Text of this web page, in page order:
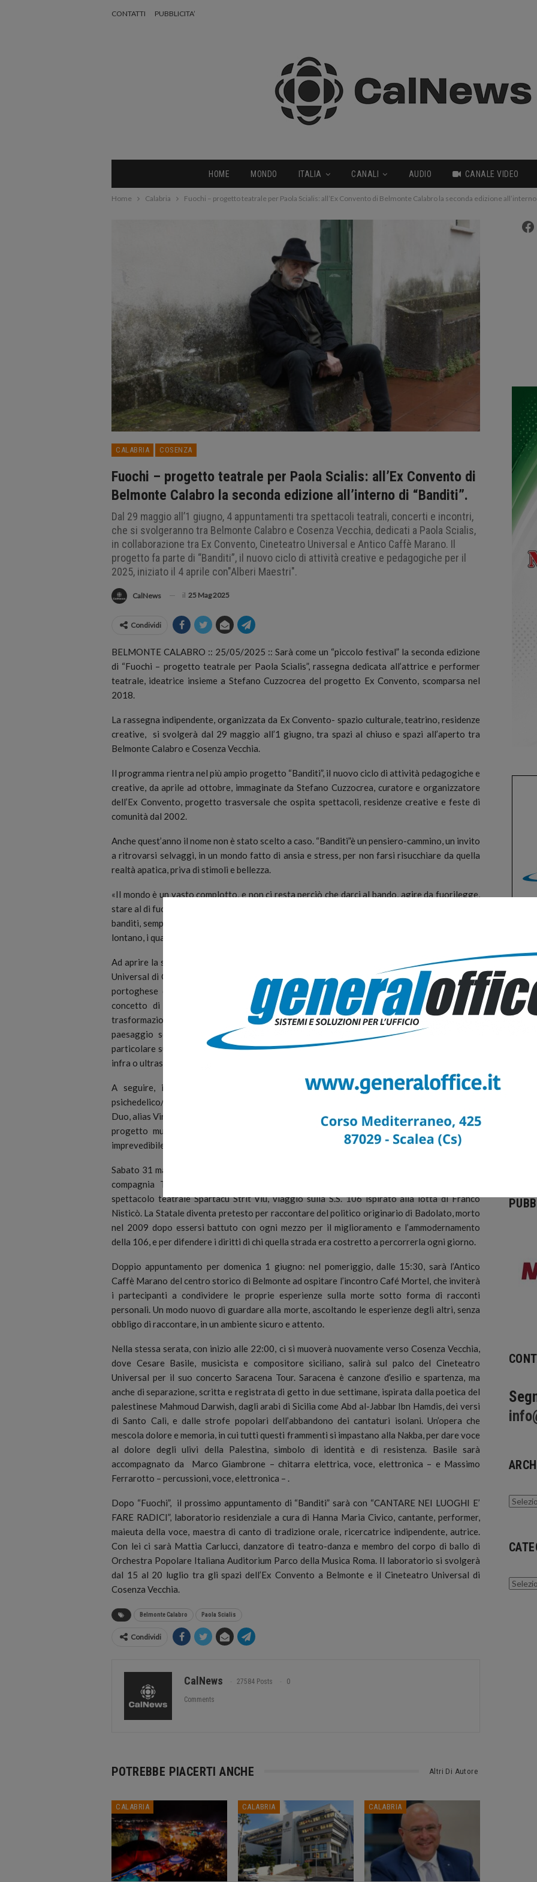
CONTATTI PUBBLICITA’
HOME MONDO ITALIA CANALI AUDIO CANALE VIDEO
Home Calabria Fuochi – progetto teatrale per Paola Scialis: all’Ex Convento di Belmonte Calabro la seconda edizione all’interno
CALABRIA COSENZA
Fuochi – progetto teatrale per Paola Scialis: all’Ex Convento di
Belmonte Calabro la seconda edizione all’interno di “Banditi”.
Dal 29 maggio all’1 giugno, 4 appuntamenti tra spettacoli teatrali, concerti e incontri,
che si svolgeranno tra Belmonte Calabro e Cosenza Vecchia, dedicati a Paola Scialis,
in collaborazione tra Ex Convento, Cineteatro Universal e Antico Caffè Marano. Il
progetto fa parte di “Banditi”, il nuovo ciclo di attività creative e pedagogiche per il
2025, iniziato il 4 aprile con"Alberi Maestri".
CalNews il 25 Mag 2025
Condividi
BELMONTE CALABRO :: 25/05/2025 :: Sarà come un “piccolo festival” la seconda edizione
di “Fuochi – progetto teatrale per Paola Scialis”, rassegna dedicata all’attrice e performer
teatrale, ideatrice insieme a Stefano Cuzzocrea del progetto Ex Convento, scomparsa nel
2018.
La rassegna indipendente, organizzata da Ex Convento- spazio culturale, teatrino, residenze
creative, si svolgerà dal 29 maggio all’1 giugno, tra spazi al chiuso e spazi all’aperto tra
Belmonte Calabro e Cosenza Vecchia.
Il programma rientra nel più ampio progetto “Banditi”, il nuovo ciclo di attività pedagogiche e
creative, da aprile ad ottobre, immaginate da Stefano Cuzzocrea, curatore e organizzatore
dell’Ex Convento, progetto trasversale che ospita spettacoli, residenze creative e feste di
comunità dal 2002.
Anche quest’anno il nome non è stato scelto a caso. “Banditi”è un pensiero-cammino, un invito
a ritrovarsi selvaggi, in un mondo fatto di ansia e stress, per non farsi risucchiare da quella
realtà apatica, priva di stimoli e bellezza.
«Il mondo è un vasto complotto, e non ci resta perciò che darci al bando, agire da fuorilegge,
stare al di fuori e diventare banditi. Cosa siamo – si e ci interroga Stefano Cuzzocrea – se non
banditi, sempre più legati alle crisi politiche, ecologiche e sociali, che si accumulano vicino e
lontano, i quali rincorrono sempre più il desiderio di abbandonare case, città, paesi?»
Ad aprire la seconda edizione di “Fuochi”, il 29 maggio alle 21:00, negli spazi del Cineteatro
Universal di Cosenza Vecchia, sarà “SOA”, il documentario diretto dalla regista e ricercatrice
portoghese di soundscape Raquel Castro, che in questo film sul suono ha lavorato sul
concetto di paesaggio sonoro nella città di Lisbona. L’ascolto come catalizzatore di
trasformazione e i suoni che fanno parte dei luoghi della nostra vita quotidiana. Come il
paesaggio sonoro ci influenza e come siamo responsabili del suono che generiamo. In
particolare sul modo in cui i suoni, i silenzi, i rumori, le frequenze e tutte le densità spettrali –
infra o ultrasuoni – possono plasmare ogni luogo e tutti noi in profondità.
A seguire, il live set di Melting Mind, quartetto impro distructo-noise synth acido
psichedelico/esperienza sul nastro, formato da Michele Mazzani, Matteo Poggi, e Jooklo
Duo, alias Virginia Genta e David Vanzan, che porteranno a Cosenza la noise no input e il loro
progetto musicale “tra le righe” nato nel 2010, finalmente riattivato, fatto di musica
imprevedibile per ascoltatori altrettanto imprevedibili.
Sabato 31 maggio alle 21:00 ci si sposterà a Belmonte, dove nell’area mercato in Marina, la
compagnia Teatro del Carro, con l’attore Francesco Gallelli, sarà protagonista dello
spettacolo teatrale Spartacu Strit Viù, viaggio sulla S.S. 106 ispirato alla lotta di Franco
Nisticò. La Statale diventa pretesto per raccontare del politico originario di Badolato, morto
nel 2009 dopo essersi battuto con ogni mezzo per il miglioramento e l’ammodernamento
della 106, e per difendere i diritti di chi quella strada era costretto a percorrerla ogni giorno.
Doppio appuntamento per domenica 1 giugno: nel pomeriggio, dalle 15:30, sarà l’Antico
Caffè Marano del centro storico di Belmonte ad ospitare l’incontro Café Mortel, che inviterà
i partecipanti a condividere le proprie esperienze sulla morte sotto forma di racconti
personali. Un modo nuovo di guardare alla morte, ascoltando le esperienze degli altri, senza
obbligo di raccontare, in un ambiente sicuro e attento.
Nella stessa serata, con inizio alle 22:00, ci si muoverà nuovamente verso Cosenza Vecchia,
dove Cesare Basile, musicista e compositore siciliano, salirà sul palco del Cineteatro
Universal per il suo concerto Saracena Tour. Saracena è canzone d’esilio e spartenza, ma
anche di separazione, scritta e registrata di getto in due settimane, ispirata dalla poetica del
palestinese Mahmoud Darwish, dagli arabi di Sicilia come Abd al-Jabbar Ibn Hamdis, dei versi
di Santo Calì, e dalle strofe popolari dell’abbandono dei cantaturi isolani. Un’opera che
mescola dolore e memoria, in cui tutti questi frammenti si impastano alla Nakba, per dare voce
al dolore degli ulivi della Palestina, simbolo di identità e di resistenza. Basile sarà
accompagnato da Marco Giambrone – chitarra elettrica, voce, elettronica – e Massimo
Ferrarotto – percussioni, voce, elettronica – .
Dopo “Fuochi”, il prossimo appuntamento di “Banditi” sarà con “CANTARE NEI LUOGHI E’
FARE RADICI”, laboratorio residenziale a cura di Hanna Maria Civico, cantante, performer,
maieuta della voce, maestra di canto di tradizione orale, ricercatrice indipendente, autrice.
Con lei ci sarà Mattia Carlucci, danzatore di teatro-danza e membro del corpo di ballo di
Orchestra Popolare Italiana Auditorium Parco della Musica Roma. Il laboratorio si svolgerà
dal 15 al 20 luglio tra gli spazi dell’Ex Convento a Belmonte e il Cineteatro Universal di
Cosenza Vecchia.
Belmonte Calabro Paola Scialis
Condividi
CalNews 27584 Posts 0
Comments
POTREBBE PIACERTI ANCHE Altri Di Autore
CALABRIA CALABRIA CALABRIA
Archivi